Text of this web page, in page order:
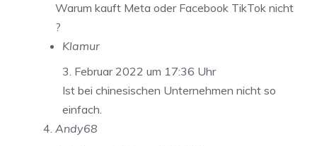
Warum kauft Meta oder Facebook TikTok nicht
?
Klamur
3. Februar 2022 um 17:36 Uhr
Ist bei chinesischen Unternehmen nicht so
einfach.
Andy68